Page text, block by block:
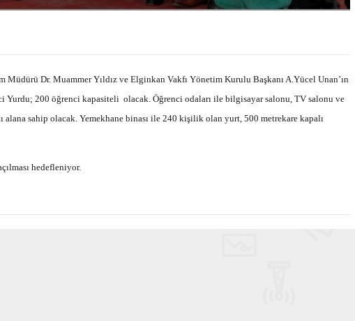
Dr. Muammer Yıldız ve Elginkan Vakfı Yönetim Kurulu Başkanı A.Yücel Unan’ın
Yurdu; 200 öğrenci kapasiteli olacak. Öğrenci odaları ile bilgisayar salonu, TV salonu ve
sahip olacak. Yemekhane binası ile 240 kişilik olan yurt, 500 metrekare kapalı
hedefleniyor.